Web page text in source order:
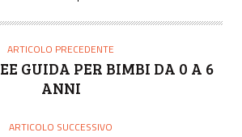
ARTICOLO PRECEDENTE
GUIDA PER BIMBI DA 0 A 6
ANNI
ARTICOLO SUCCESSIVO